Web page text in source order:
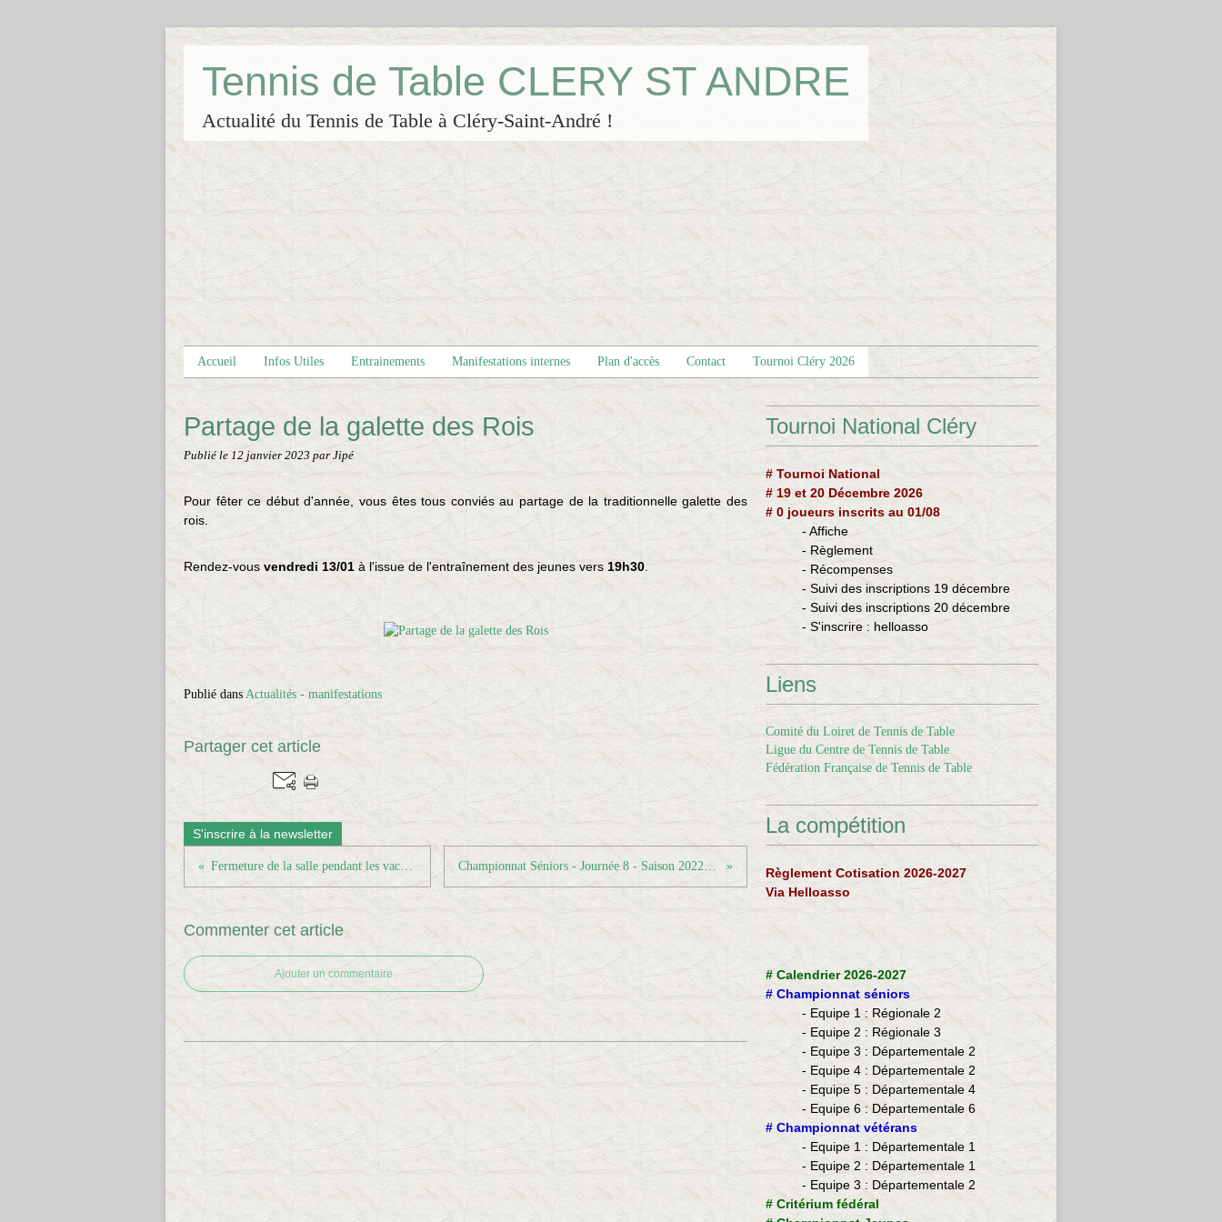
Tennis de Table CLERY ST ANDRE
Actualité du Tennis de Table à Cléry-Saint-André !
Accueil Infos Utiles Entrainements Manifestations internes Plan d'accès Contact Tournoi Cléry 2026
Partage de la galette des Rois
Publié le 12 janvier 2023 par Jipé
Pour fêter ce début d'année, vous êtes tous conviés au partage de la traditionnelle galette des
rois.
Rendez-vous vendredi 13/01 à l'issue de l'entraînement des jeunes vers 19h30
Publié dans Actualités - manifestations
Partager cet article
S'inscrire à la newsletter
Fermeture de la salle pendant les vacances Championnat Séniors - Journée 8 - Saison 2022-2023
Commenter cet article
Ajouter un commentaire
Tournoi National Cléry
# Tournoi National
# 19 et 20 Décembre 2026
# 0 joueurs inscrits au 01/08
- Affiche
- Règlement
- Récompenses
- Suivi des inscriptions 19 décembre
- Suivi des inscriptions 20 décembre
- S'inscrire : helloasso
Liens
Comité du Loiret de Tennis de Table
Ligue du Centre de Tennis de Table
Fédération Française de Tennis de Table
La compétition
Règlement Cotisation 2026-2027
Via Helloasso
# Calendrier 2026-2027
# Championnat séniors
- Equipe 1 : Régionale 2
- Equipe 2 : Régionale 3
- Equipe 3 : Départementale 2
- Equipe 4 : Départementale 2
- Equipe 5 : Départementale 4
- Equipe 6 : Départementale 6
​# Championnat vétérans
- ​Equipe 1 : Départementale 1
- Equipe 2 : Départementale 1
- Equipe 3 : Départementale 2
# Critérium fédéral